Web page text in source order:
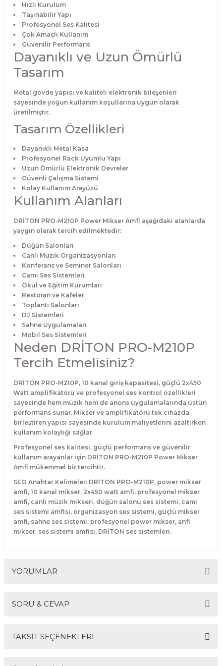
Hızlı Kurulum
Taşınabilir Yapı
Profesyonel Ses Kalitesi
Çok Amaçlı Kullanım
Güvenilir Performans
Dayanıklı ve Uzun Ömürlü
Tasarım
Metal gövde yapısı ve kaliteli elektronik bileşenleri
sayesinde yoğun kullanım koşullarına uygun olarak
üretilmiştir.
Tasarım Özellikleri
Dayanıklı Metal Kasa
Profesyonel Rack Uyumlu Yapı
Uzun Ömürlü Elektronik Devreler
Güvenli Çalışma Sistemi
Kolay Kullanım Arayüzü
Kullanım Alanları
DRİTON PRO-M210P Power Mikser Amfi aşağıdaki alanlarda
yaygın olarak tercih edilmektedir:
Düğün Salonları
Canlı Müzik Organizasyonları
Konferans ve Seminer Salonları
Cami Ses Sistemleri
Okul ve Eğitim Kurumları
Restoran ve Kafeler
Toplantı Salonları
DJ Sistemleri
Sahne Uygulamaları
Mobil Ses Sistemleri
Neden DRİTON PRO-M210P
Tercih Etmelisiniz?
DRİTON PRO-M210P, 10 kanal giriş kapasitesi, güçlü 2x450
Watt amplifikatörü ve profesyonel ses kontrol özellikleri
sayesinde hem müzik hem de anons uygulamalarında üstün
performans sunar. Mikser ve amplifikatörü tek cihazda
birleştiren yapısı sayesinde kurulum maliyetlerini azaltırken
kullanım kolaylığı sağlar.
Profesyonel ses kalitesi, güçlü performans ve güvenilir
kullanım arayanlar için DRİTON PRO-M210P Power Mikser
Amfi mükemmel bir tercihtir.
SEO Anahtar Kelimeler: DRİTON PRO-M210P, power mikser
amfi, 10 kanal mikser, 2x450 watt amfi, profesyonel mikser
amfi, canlı müzik mikseri, düğün salonu ses sistemi, cami
ses sistemi amfisi, organizasyon ses sistemi, güçlü mikser
amfi, sahne ses sistemi, profesyonel power mikser, anfi
mikser, ses sistemi amfisi, DRİTON ses sistemleri.
YORUMLAR
SORU & CEVAP
TAKSİT SEÇENEKLERİ